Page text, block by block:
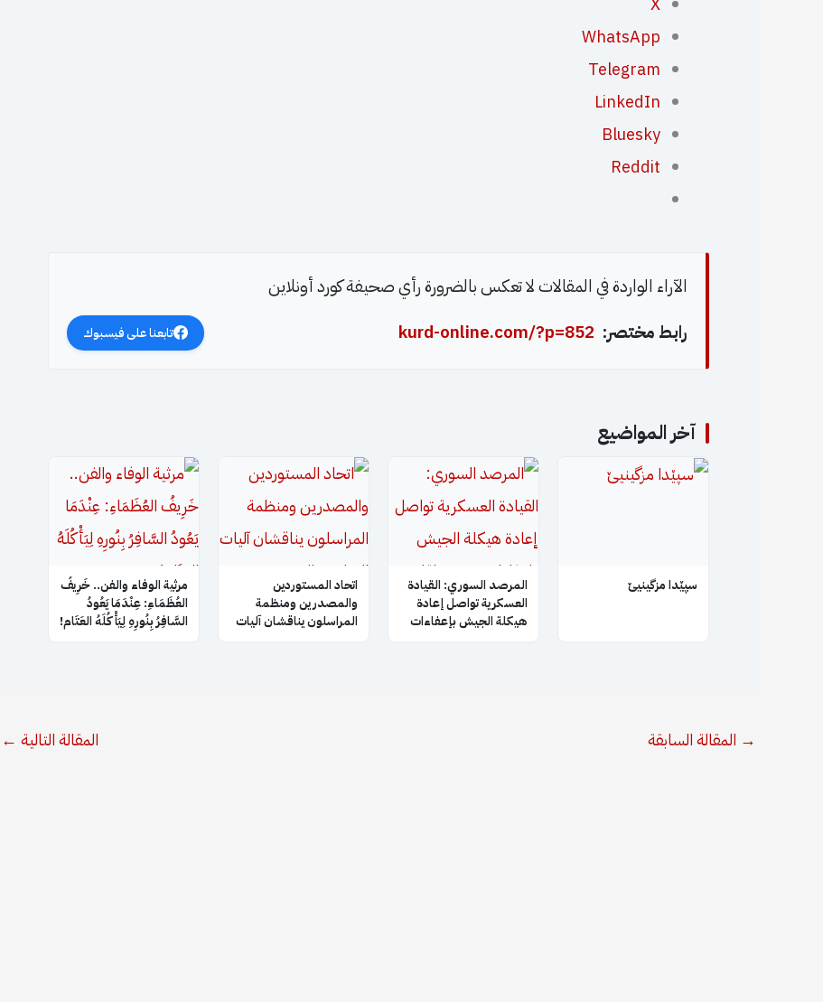
WhatsApp
Telegram
LinkedIn
Bluesky
Reddit
الآراء الواردة في المقالات لا تعكس بالضرورة رأي صحيفة كورد أونلاين
رابط مختصر: kurd-online.com/?p=852 تابعنا على فيسبوك
آخر المواضيع
سپێدا مزگینیێ
المرصد السوري: القيادة
العسكرية تواصل إعادة
هيكلة الجيش بإعفاءات
اتحاد المستوردين
والمصدرين ومنظمة
المراسلون يناقشان آليات
​مرثية الوفاء والفن.. خَرِيفُ
العُظَمَاءِ: عِنْدَمَا يَعُودُ
السَّافِرُ بِنُورِهِ لِيَأْكُلَهُ العَتَام!
→ المقالة السابقة المقالة التالية ←